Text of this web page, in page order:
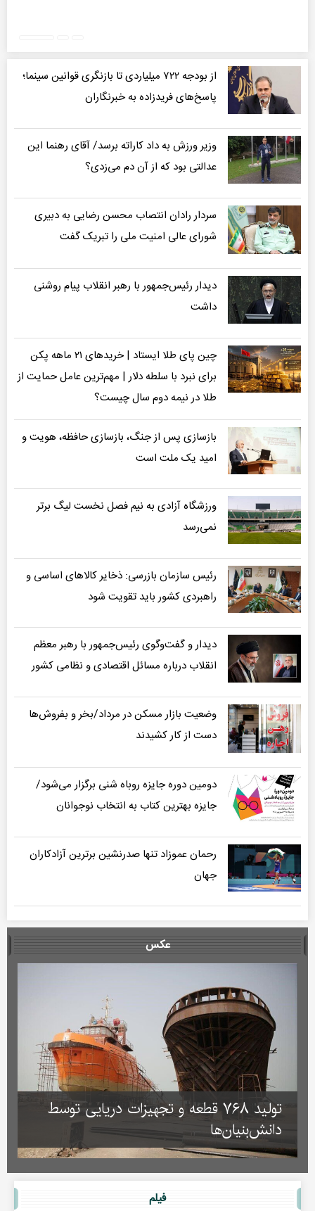
از بودجه ۷۲۲ میلیاردی تا بازنگری قوانین سینما؛
پاسخ‌های فریدزاده به خبرنگاران
وزیر ورزش به داد کاراته برسد/ آقای رهنما این
عدالتی بود که از آن دم می‌زدی؟
سردار رادان انتصاب محسن رضایی به دبیری
شورای عالی امنیت ملی را تبریک گفت
دیدار رئیس‌جمهور با رهبر انقلاب پیام روشنی
داشت
چین پای طلا ایستاد | خریدهای ۲۱ ماهه پکن
برای نبرد با سلطه دلار | مهم‌ترین عامل حمایت از
طلا در نیمه دوم سال چیست؟
بازسازی پس از جنگ، بازسازی حافظه، هویت و
امید یک ملت است
ورزشگاه آزادی به نیم فصل نخست لیگ برتر
نمی‌رسد
رئیس سازمان بازرسی: ذخایر کالاهای اساسی و
راهبردی کشور باید تقویت شود
دیدار و گفت‌وگوی رئیس‌جمهور با رهبر معظم
انقلاب درباره مسائل اقتصادی و نظامی کشور
وضعیت بازار مسکن در مرداد/بخر و بفروش‌ها
دست از کار کشیدند
دومین دوره جایزه روباه شنی برگزار می‌شود/
جایزه بهترین کتاب به انتخاب نوجوانان
رحمان عموزاد تنها صدرنشین برترین آزادکاران
جهان
عکس
تولید ۷۶۸ قطعه و تجهیزات دریایی توسط
دانش‌بنیان‌ها
فیلم